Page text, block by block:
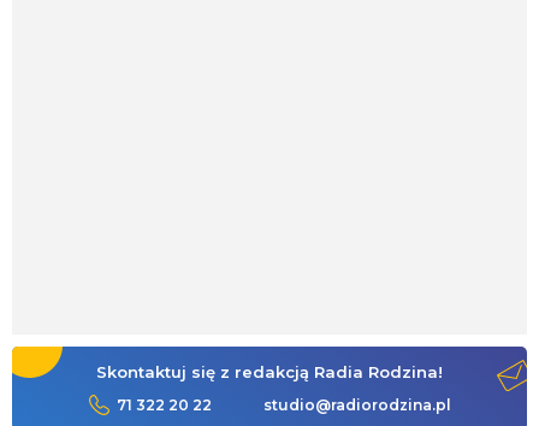
Skontaktuj się z redakcją Radia Rodzina!
71 322 20 22 studio@radiorodzina.pl